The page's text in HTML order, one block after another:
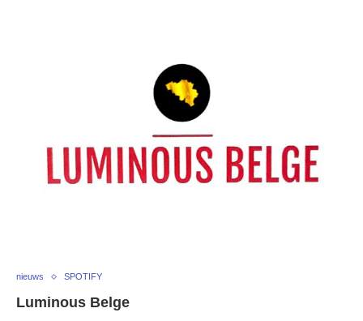
nieuws SPOTIFY
Luminous Belge